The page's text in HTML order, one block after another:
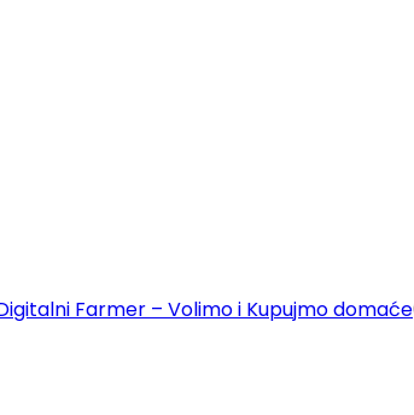
Farmer – Volimo i Kupujmo domaće